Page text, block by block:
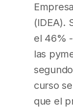
(IDEA).
el 46%
las
curso
que el